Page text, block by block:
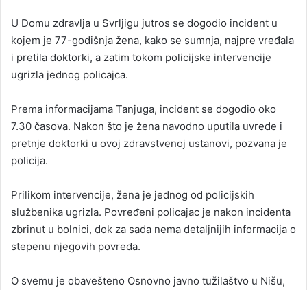
U Domu zdravlja u Svrljigu jutros se dogodio incident u
kojem je 77-godišnja žena, kako se sumnja, najpre vređala
i pretila doktorki, a zatim tokom policijske intervencije
ugrizla jednog policajca.
Prema informacijama Tanjuga, incident se dogodio oko
7.30 časova. Nakon što je žena navodno uputila uvrede i
pretnje doktorki u ovoj zdravstvenoj ustanovi, pozvana je
policija.
Prilikom intervencije, žena je jednog od policijskih
službenika ugrizla. Povređeni policajac je nakon incidenta
zbrinut u bolnici, dok za sada nema detaljnijih informacija o
stepenu njegovih povreda.
O svemu je obavešteno Osnovno javno tužilaštvo u Nišu,